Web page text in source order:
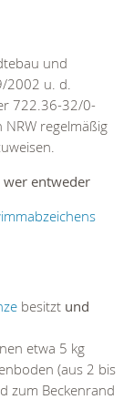
und
2002 u. d.
722.36-32/0-
regelmäßig
wer entweder
besitzt und
etwa 5 kg
(aus 2 bis
zum Beckenrand